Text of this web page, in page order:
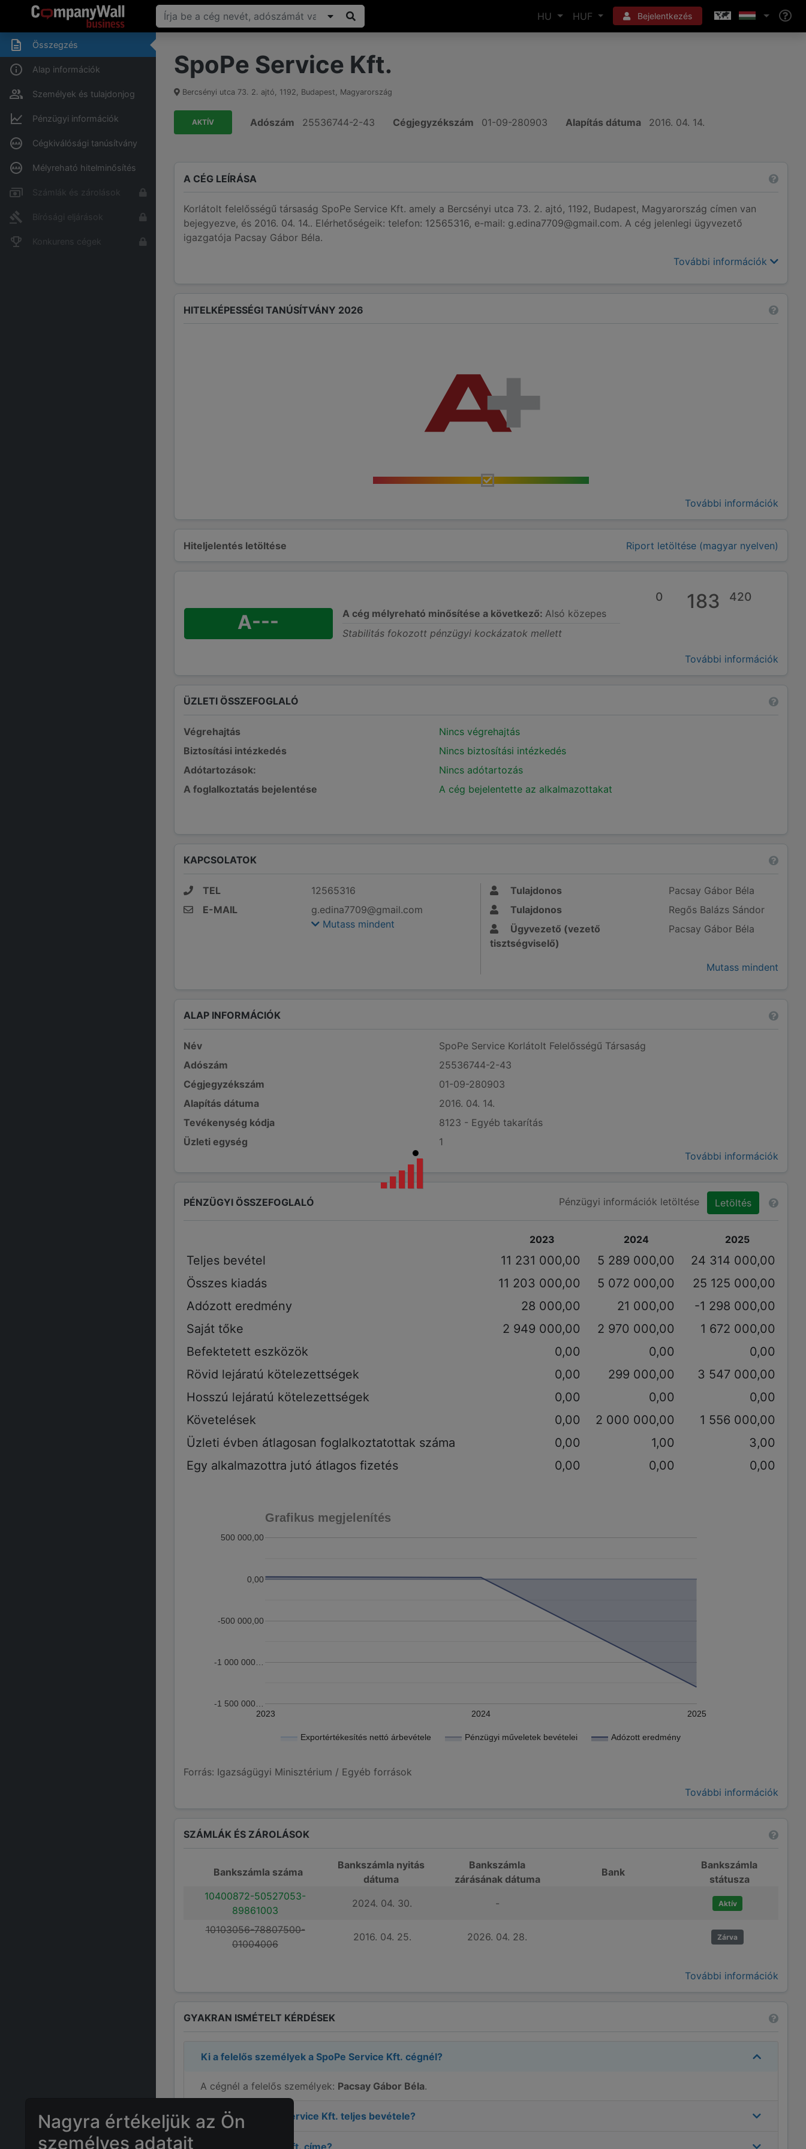
HU HUF Bejelentkezés
Összegzés
Alap információk
Személyek és tulajdonjog
Pénzügyi információk
Cégkiválósági tanúsítvány
Mélyreható hitelminősítés
Számlák és zárolások
Bírósági eljárások
Konkurens cégek
SpoPe Service Kft.
Bercsényi utca 73. 2. ajtó, 1192, Budapest, Magyarország
AKTÍV Adószám 25536744-2-43 Cégjegyzékszám 01-09-280903 Alapítás dátuma 2016. 04. 14.
A CÉG LEÍRÁSA
Korlátolt felelősségű társaság SpoPe Service Kft. amely a Bercsényi utca 73. 2. ajtó, 1192, Budapest, Magyarország címen van
bejegyezve, és 2016. 04. 14.. Elérhetőségeik: telefon: 12565316, e-mail: g.edina7709@gmail.com. A cég jelenlegi ügyvezető
igazgatója Pacsay Gábor Béla.
További információk
HITELKÉPESSÉGI TANÚSÍTVÁNY 2026
További információk
Hiteljelentés letöltése Riport letöltése (magyar nyelven)
A--- A cég mélyreható minősítése a következő: Alsó közepes
Stabilitás fokozott pénzügyi kockázatok mellett
0 183 420
További információk
ÜZLETI ÖSSZEFOGLALÓ
Végrehajtás
Nincs végrehajtás
Biztosítási intézkedés
Nincs biztosítási intézkedés
Adótartozások:
Nincs adótartozás
A foglalkoztatás bejelentése
A cég bejelentette az alkalmazottakat
KAPCSOLATOK
TEL
12565316
E-MAIL
g.edina7709@gmail.com
Mutass mindent
Tulajdonos
Pacsay Gábor Béla
Tulajdonos
Regős Balázs Sándor
Ügyvezető (vezető
tisztségviselő)
Pacsay Gábor Béla
Mutass mindent
ALAP INFORMÁCIÓK
Név
SpoPe Service Korlátolt Felelősségű Társaság
Adószám
25536744-2-43
Cégjegyzékszám
01-09-280903
Alapítás dátuma
2016. 04. 14.
Tevékenység kódja
8123 - Egyéb takarítás
Üzleti egység
1
További információk
PÉNZÜGYI ÖSSZEFOGLALÓ Pénzügyi információk letöltése Letöltés
2023 2024 2025
Teljes bevétel 11 231 000,00 5 289 000,00
24 314 000,00
Összes kiadás
11 203 000,00 5 072 000,00
25 125 000,00
Adózott eredmény
28 000,00 21 000,00
-1 298 000,00
Saját tőke
2 949 000,00 2 970 000,00
1 672 000,00
Befektetett eszközök
0,00 0,00
0,00
Rövid lejáratú kötelezettségek
0,00 299 000,00
3 547 000,00
Hosszú lejáratú kötelezettségek
0,00 0,00
0,00
Követelések
0,00 2 000 000,00
1 556 000,00
Üzleti évben átlagosan foglalkoztatottak száma
0,00 1,00
3,00
Egy alkalmazottra jutó átlagos fizetés
0,00 0,00 0,00
Grafikus megjelenítés
Exportértékesítés nettó árbevétele Pénzügyi műveletek bevételei Adózott eredmény
2023 2024 2025
-1 500 000…
-1 000 000…
-500 000,00
0,00
500 000,00
Forrás: Igazságügyi Minisztérium / Egyéb források
További információk
SZÁMLÁK ÉS ZÁROLÁSOK
Bankszámla száma
Bankszámla nyitás
dátuma
Bankszámla
zárásának dátuma
Bank
Bankszámla
státusza
10400872-50527053-
89861003
2024. 04. 30. - Aktív
10103056-78807500-
01004006
2016. 04. 25. 2026. 04. 28. Zárva
További információk
GYAKRAN ISMÉTELT KÉRDÉSEK
Ki a felelős személyek a SpoPe Service Kft. cégnél?
A cégnél a felelős személyek: Pacsay Gábor Béla.
Mennyi az SpoPe Service Kft. teljes bevétele?
SpoPe Service Kft. címe?
Nagyra értékeljük az Ön
személyes adatait